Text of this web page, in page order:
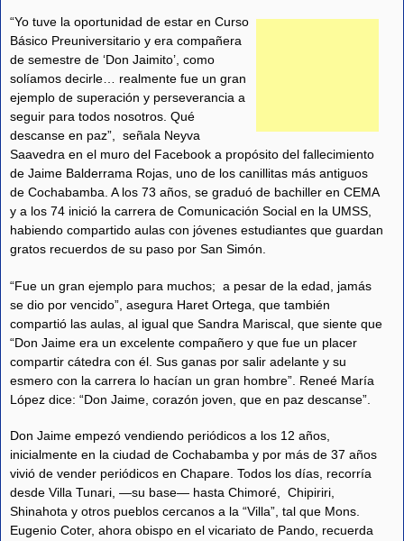
“Yo tuve la oportunidad de estar en Curso
Básico Preuniversitario y era compañera
de semestre de ‘Don Jaimito’, como
solíamos decirle… realmente fue un gran
ejemplo de superación y perseverancia a
seguir para todos nosotros. Qué
descanse en paz”, señala Neyva
Saavedra en el muro del Facebook a propósito del fallecimiento
de Jaime Balderrama Rojas, uno de los canillitas más antiguos
de Cochabamba. A los 73 años, se graduó de bachiller en CEMA
y a los 74 inició la carrera de Comunicación Social en la UMSS,
habiendo compartido aulas con jóvenes estudiantes que guardan
gratos recuerdos de su paso por San Simón.
“Fue un gran ejemplo para muchos; a pesar de la edad, jamás
se dio por vencido”, asegura Haret Ortega, que también
compartió las aulas, al igual que Sandra Mariscal, que siente que
“Don Jaime era un excelente compañero y que fue un placer
compartir cátedra con él. Sus ganas por salir adelante y su
esmero con la carrera lo hacían un gran hombre”. Reneé María
López dice: “Don Jaime, corazón joven, que en paz descanse”.
Don Jaime empezó vendiendo periódicos a los 12 años,
inicialmente en la ciudad de Cochabamba y por más de 37 años
vivió de vender periódicos en Chapare. Todos los días, recorría
desde Villa Tunari, —su base— hasta Chimoré, Chipiriri,
Shinahota y otros pueblos cercanos a la “Villa”, tal que Mons.
Eugenio Coter, ahora obispo en el vicariato de Pando, recuerda